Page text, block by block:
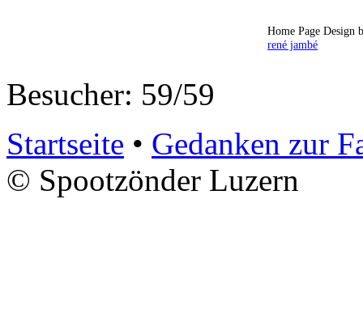
Home Page Design
rené jambé
Besucher: 59/59
Startseite • Gedanken zur
© Spootzönder Luzern